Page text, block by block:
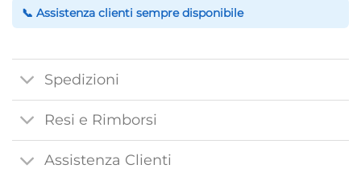
📞 Assistenza clienti sempre disponibile
Spedizioni
Resi e Rimborsi
Assistenza Clienti